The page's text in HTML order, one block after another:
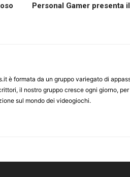
Personal Gamer presenta
è formata da un gruppo variegato di
il nostro gruppo cresce ogni giorno,
sul mondo dei videogiochi.